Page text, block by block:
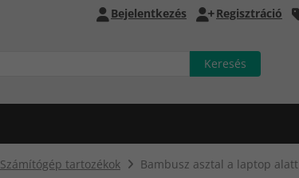
Bejelentkezés Regisztráció
Számítógép tartozékok Bambusz asztal a laptop alatt